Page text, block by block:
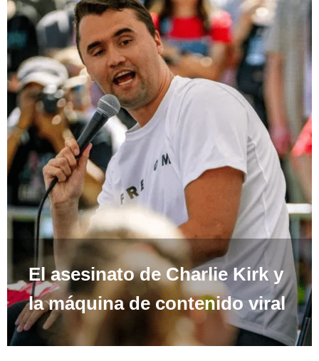
El asesinato de Charlie Kirk y
la máquina de contenido viral